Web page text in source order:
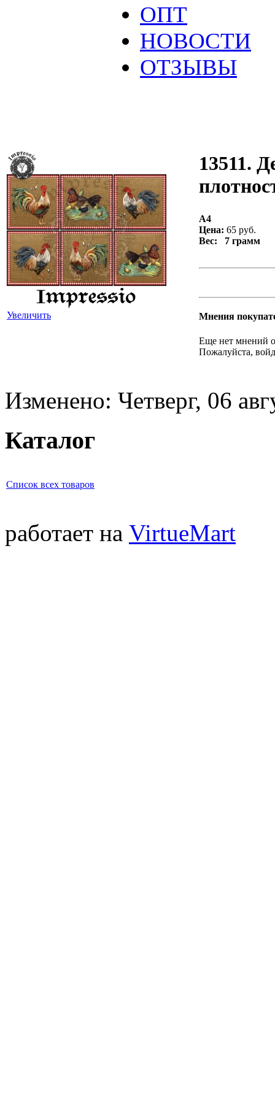
ОПТ
НОВОСТИ
ОТЗЫВЫ
Увеличить
13511.
А4
Цена: 65 руб.
Вес: 7 грамм
Мнения
Еще нет мнений
Пожалуйста,
Изменено: Четверг, 06
Каталог
Список всех товаров
работает на VirtueMart